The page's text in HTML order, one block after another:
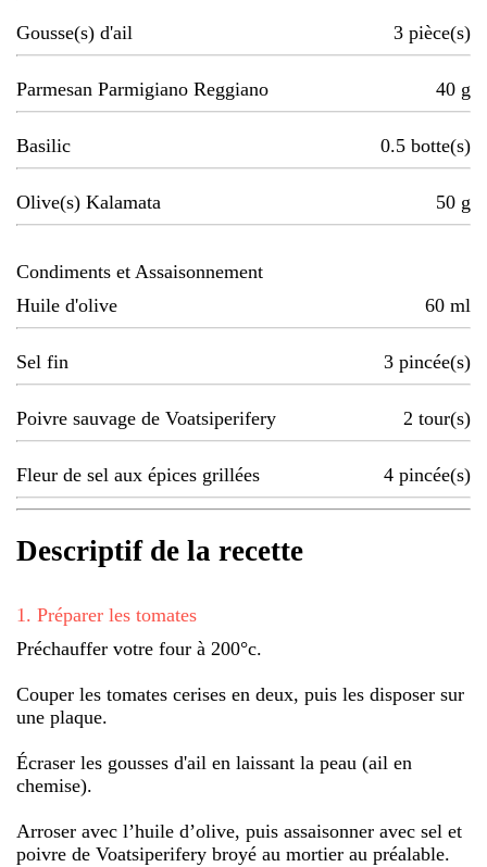
Gousse(s) d'ail 3 pièce(s)
Parmesan Parmigiano Reggiano 40 g
Basilic 0.5 botte(s)
Olive(s) Kalamata 50 g
Condiments et Assaisonnement
Huile d'olive
60 ml
Sel fin 3 pincée(s)
Poivre sauvage de Voatsiperifery 2 tour(s)
Fleur de sel aux épices grillées 4 pincée(s)
Descriptif de la recette
1 . Préparer les tomates
Préchauffer votre four à 200°c.
Couper les tomates cerises en deux, puis les disposer sur
une plaque.
Écraser les gousses d'ail en laissant la peau (ail en
chemise).
Arroser avec l’huile d’olive, puis assaisonner avec sel et
poivre de Voatsiperifery broyé au mortier au préalable.